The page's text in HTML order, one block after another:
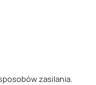
zasilania.